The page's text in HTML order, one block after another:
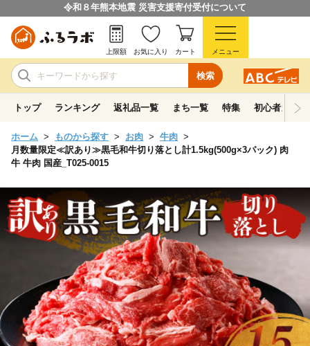
令和８年熊本地震 災害支援寄付受付について
検索
上限額 お気に入り カート メニュー
トップ ランキング 返礼品一覧 まち一覧 特集 初心者ガイド
ホーム ものから探す お肉
牛肉
月数量限定≪訳あり≫黒毛和牛切り落とし計1.5kg(500g×3パック) 肉
牛 牛肉 国産_T025-0015